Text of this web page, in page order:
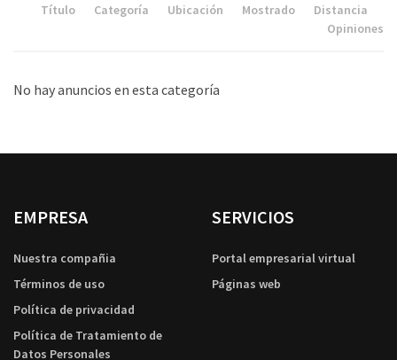
Título Categoría Ubicación Mostrado
Distancia
Opiniones
No hay anuncios en esta categoría
EMPRESA
Nuestra compañia
Términos de uso
Política de privacidad
Política de Tratamiento de
Datos Personales
SERVICIOS
Portal empresarial virtual
Páginas web